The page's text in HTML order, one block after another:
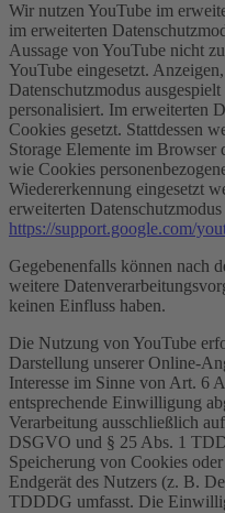
Wir nutzen YouTube im
im erweiterten
Aussage von YouTube nicht
YouTube eingesetzt.
Datenschutzmodus
personalisiert. Im erweiterten
Cookies gesetzt. Stattdessen
Storage Elemente im Browser
wie Cookies
Wiedererkennung eingesetzt
erweiterten
https://support.google.com/
Gegebenenfalls können nach
weitere
keinen Einfluss haben.
Die Nutzung von YouTube
Darstellung unserer Online-
Interesse im Sinne von Art. 6
entsprechende Einwilligung
Verarbeitung ausschließlich
DSGVO und § 25 Abs. 1
Speicherung von Cookies
Endgerät des Nutzers (z. B.
TDDDG umfasst. Die